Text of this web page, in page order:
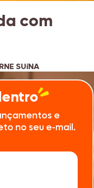
com
SUíNA
e
no seu e-mail.